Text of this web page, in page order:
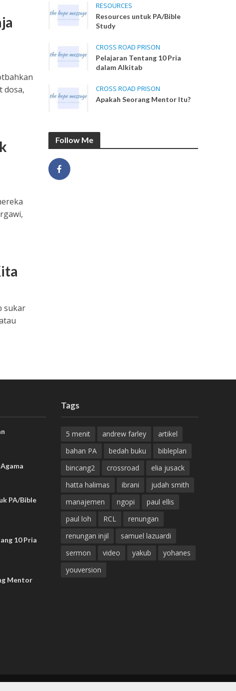
dosa,
sukar
RESOURCES
Resources untuk PA/Bible
Study
CROSS ROAD PRISON
Pelajaran Tentang 10 Pria
dalam Alkitab
CROSS ROAD PRISON
Apakah Seorang Mentor Itu?
Follow Me
PA/Bible
10 Pria
Mentor
Tags
5 menit andrew farley
artikel
bahan PA
bedah buku
bibleplan
bincang2
crossroad
elia jusack
hatta halimas
ibrani
judah smith
manajemen
ngopi
paul ellis
paul loh
RCL
renungan
renungan injil
samuel lazuardi
sermon
video yakub
yohanes
youversion